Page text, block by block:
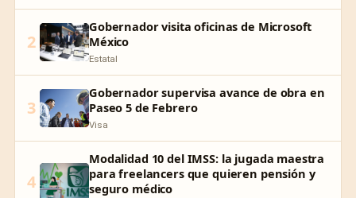
2
Gobernador visita oficinas de Microsoft
México
Estatal
3
Gobernador supervisa avance de obra en
Paseo 5 de Febrero
Visa
4
Modalidad 10 del IMSS: la jugada maestra
para freelancers que quieren pensión y
seguro médico